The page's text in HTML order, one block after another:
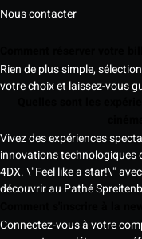
Nous contacter
Rien de plus simple,
votre choix et laissez-vous
Vivez des expériences
innovations technologiques
4DX. \"Feel like a star!\"
découvrir au Pathé
Connectez-vous à votre